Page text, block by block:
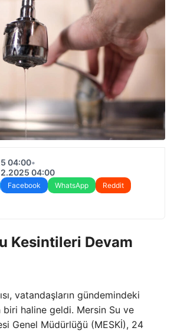
04:00•
04:00
Facebook WhatsApp
Reddit
Kesintileri Devam
vatandaşların gündemindeki
haline geldi. Mersin Su ve
Genel Müdürlüğü (MESKİ), 24